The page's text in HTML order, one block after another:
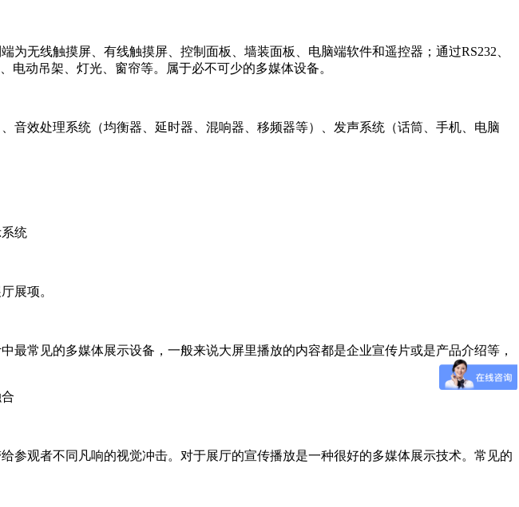
无线触摸屏、有线触摸屏、控制面板、墙装面板、电脑端软件和遥控器；通过RS232、
动吊架、灯光、窗帘等。属于必不可少的多媒体设备。
效处理系统（均衡器、延时器、混响器、移频器等）、发声系统（话筒、手机、电脑
展项。
常见的多媒体展示设备，一般来说大屏里播放的内容都是企业宣传片或是产品介绍等，
观者不同凡响的视觉冲击。对于展厅的宣传播放是一种很好的多媒体展示技术。常见的